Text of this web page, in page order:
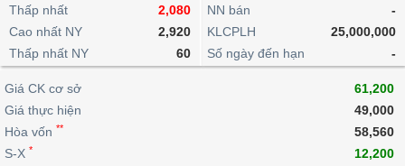
lỗ
dịch
nội
Niên
giám
Định
giá
ngoài
doanh
dịch
Chứng
quyền
quan
Thống
Thống
giao
dịch
Tin
tức
Phân
tích
kỹ
thuật
trực
tuyến
Vĩ
mô
lai
Chứng
quyền
Trái
phiếu
IR
Awards
tạo
Thấp nhất
2,080
Cao nhất NY
2,920
Thấp nhất NY
60
NN bán
-
KLCPLH
25,000,000
Số ngày đến hạn
-
Giá CK cơ sở
61,200
Giá thực hiện
49,000
Hòa vốn **
58,560
S-X *
12,200
BẤT
ĐỘNG
SẢN
TÀI
CHÍNH